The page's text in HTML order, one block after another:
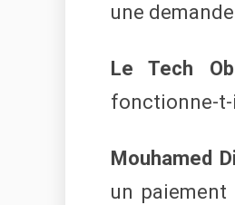
une
Le Tech
fonctionne-t-
Mouhamed
un